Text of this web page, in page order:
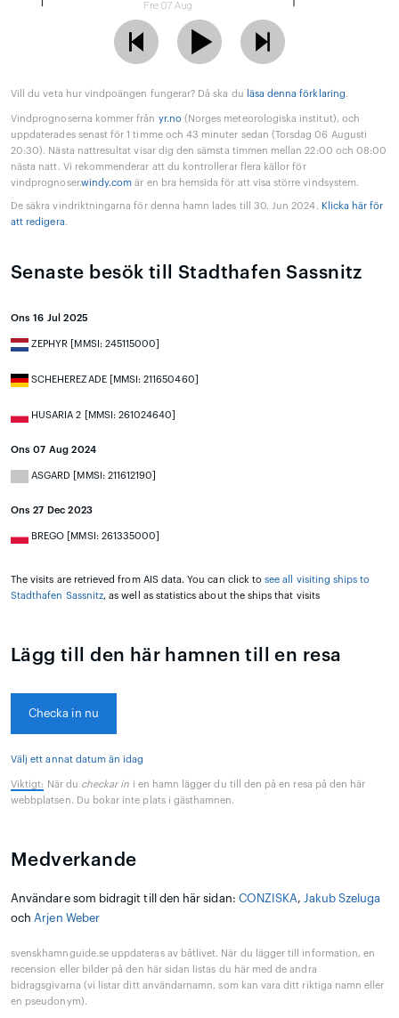
Fre 07 Aug
Vill du veta hur vindpoängen fungerar? Då ska du läsa denna förklaring.
Vindprognoserna kommer från yr.no (Norges meteorologiska institut), och
uppdaterades senast för 1 timme och 43 minuter sedan (Torsdag 06 Augusti
20:30). Nästa nattresultat visar dig den sämsta timmen mellan 22:00 och 08:00
nästa natt. Vi rekommenderar att du kontrollerar flera källor för
vindprognoser.windy.com är en bra hemsida för att visa större vindsystem.
De säkra vindriktningarna för denna hamn lades till 30. Jun 2024. Klicka här för
att redigera.
Senaste besök till Stadthafen Sassnitz
Ons 16 Jul 2025
ZEPHYR [MMSI: 245115000]
SCHEHEREZADE [MMSI: 211650460]
HUSARIA 2 [MMSI: 261024640]
Ons 07 Aug 2024
ASGARD [MMSI: 211612190]
Ons 27 Dec 2023
BREGO [MMSI: 261335000]
The visits are retrieved from AIS data. You can click tosee all visiting ships to
Stadthafen Sassnitz, as well as statistics about the ships that visits
Lägg till den här hamnen till en resa
Checka in nu
Välj ett annat datum än idag
Viktigt: När du checkar in i en hamn lägger du till den på en resa på den här
webbplatsen. Du bokar inte plats i gästhamnen.
Medverkande
Användare som bidragit till den här sidan: CONZISKA, Jakub Szeluga
och Arjen Weber
svenskhamnguide.se uppdateras av båtlivet. När du lägger till information, en
recension eller bilder på den här sidan listas du här med de andra
bidragsgivarna (vi listar ditt användarnamn, som kan vara ditt riktiga namn eller
en pseudonym).